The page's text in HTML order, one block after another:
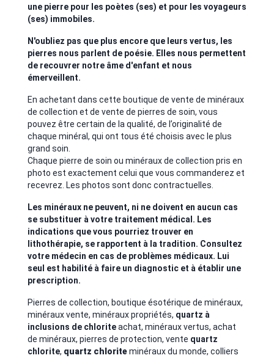
une pierre pour les poètes (ses) et pour les voyageurs
(ses) immobiles.
N'oubliez pas que plus encore que leurs vertus, les
pierres nous parlent de poésie. Elles nous permettent
de recouvrer notre âme d'enfant et nous
émerveillent.
En achetant dans cette boutique de vente de minéraux
de collection et de vente de pierres de soin, vous
pouvez être certain de la qualité, de l’originalité de
chaque minéral, qui ont tous été choisis avec le plus
grand soin.
Chaque pierre de soin ou minéraux de collection pris en
photo est exactement celui que vous commanderez et
recevrez. Les photos sont donc contractuelles.
Les minéraux ne peuvent, ni ne doivent en aucun cas
se substituer à votre traitement médical. Les
indications que vous pourriez trouver en
lithothérapie, se rapportent à la tradition. Consultez
votre médecin en cas de problèmes médicaux. Lui
seul est habilité à faire un diagnostic et à établir une
prescription.
Pierres de collection, boutique ésotérique de minéraux,
minéraux vente, minéraux propriétés, quartz à
inclusions de chloriteachat, minéraux vertus, achat
de minéraux, pierres de protection, vente quartz
chlorite, quartz chloriteminéraux du monde, colliers